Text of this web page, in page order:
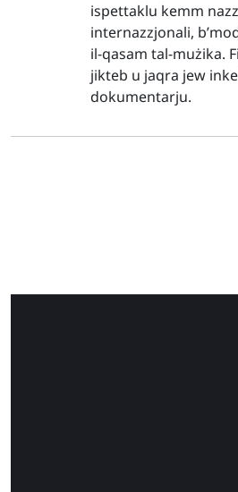
ispettaklu kemm
internazzjonali,
il-qasam tal-mużika.
jikteb u jaqra jew
dokumentarju.